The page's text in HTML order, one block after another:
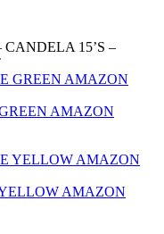
CANDELA 15’S –
AMAZON
AMAZON